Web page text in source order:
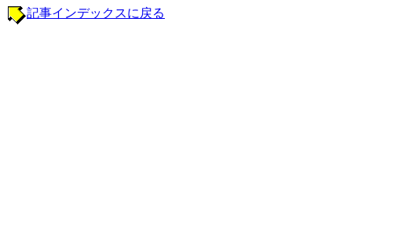
記事インデックスに戻る